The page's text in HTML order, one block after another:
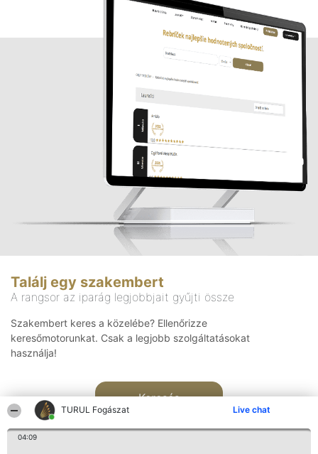
TURUL Fogászat Live chat
04:09
Találj egy szakembert
A rangsor az iparág legjobbjait gyűjti össze
Szakembert keres a közelébe? Ellenőrizze
keresőmotorunkat. Csak a legjobb szolgáltatásokat
használja!
Keresés